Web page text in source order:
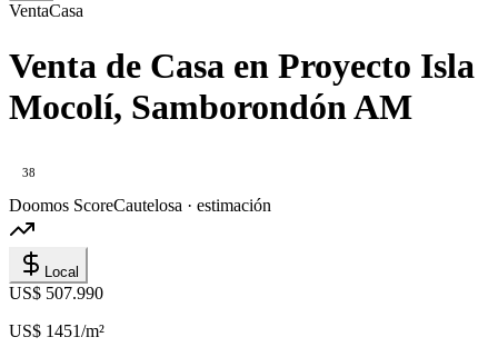
VentaCasa
Venta de Casa en Proyecto Isla
Mocolí, Samborondón AM
38
Doomos ScoreCautelosa · estimación
Local
US$ 507.990
US$ 1451/m²